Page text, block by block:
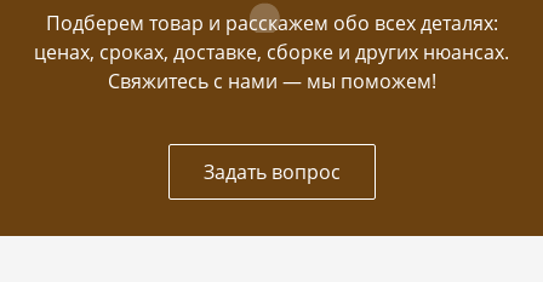
Подберем товар и расскажем обо всех деталях:
ценах, сроках, доставке, сборке и других нюансах.
Свяжитесь с нами — мы поможем!
Задать вопрос